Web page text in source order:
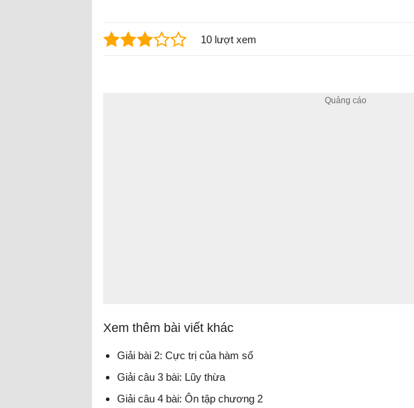
10 lượt xem
Xem thêm bài viết khác
Giải bài 2: Cực trị của hàm số
Giải câu 3 bài: Lũy thừa
Giải câu 4 bài: Ôn tập chương 2